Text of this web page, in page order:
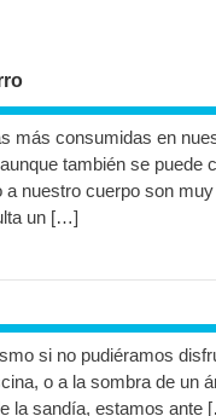
más consumidas en
también se puede
a nuestro cuerpo son
un […]
si no pudiéramos
o a la sombra de un
la sandía, estamos ante